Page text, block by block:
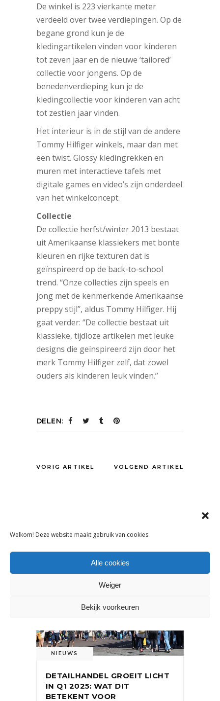
Welkom! Deze website maakt gebruik van cookies.
Alle cookies
Weiger
Bekijk voorkeuren
De winkel is 223 vierkante meter
verdeeld over twee verdiepingen. Op de
begane grond kun je de
kledingartikelen vinden voor kinderen
tot zeven jaar en de nieuwe ‘tailored’
collectie voor jongens. Op de
benedenverdieping kun je de
kledingcollectie voor kinderen van acht
tot zestien jaar vinden.
Het interieur is in de stijl van de andere
Tommy Hilfiger winkels, maar dan met
een twist. Glossy kledingrekken en
muren met interactieve tafels met
digitale games en video’s zijn onderdeel
van het winkelconcept.
Collectie
De collectie herfst/winter 2013 bestaat
uit Amerikaanse klassiekers met bonte
kleuren en rijke texturen dat is
geïnspireerd op de back-to-school
trend. ‘’Onze collecties zijn speels en
jong met de kenmerkende Amerikaanse
preppy stijl’’, aldus Tommy Hilfiger. Hij
gaat verder: ‘’De collectie bestaat uit
klassieke, tijdloze artikelen met leuke
designs die geïnspireerd zijn door het
merk Tommy Hilfiger zelf, dat zowel
ouders als kinderen leuk vinden.’’
DELEN:
VORIG ARTIKEL VOLGEND ARTIKEL
NIEUWS
DETAILHANDEL GROEIT LICHT
IN Q1 2025: WAT DIT
BETEKENT VOOR